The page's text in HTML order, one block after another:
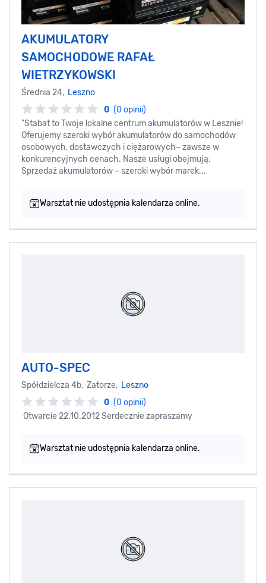
AKUMULATORY
SAMOCHODOWE RAFAŁ
WIETRZYKOWSKI
Średnia 24, Leszno
0 (0 opinii)
"Stabat to Twoje lokalne centrum akumulatorów w Lesznie!
Oferujemy szeroki wybór akumulatorów do samochodów
osobowych, dostawczych i ciężarowych– zawsze w
konkurencyjnych cenach. Nasze usługi obejmują:
Sprzedaż akumulatorów – szeroki wybór marek...
Warsztat nie udostępnia kalendarza online.
AUTO-SPEC
Spółdzielcza 4b, Zatorze, Leszno
0 (0 opinii)
Otwarcie 22.10.2012 Serdecznie zapraszamy
Warsztat nie udostępnia kalendarza online.